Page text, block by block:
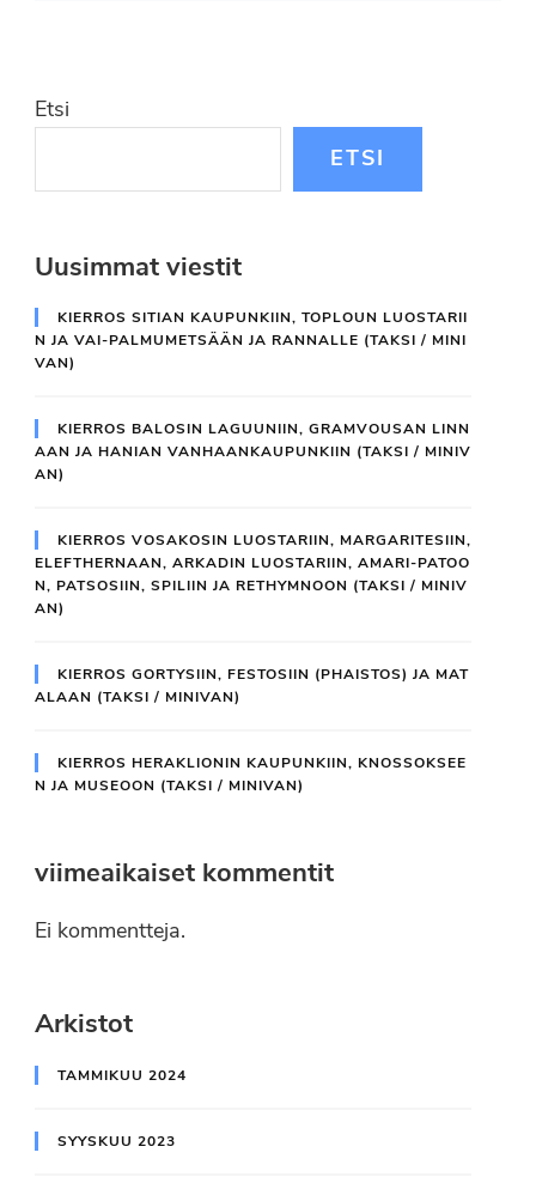
Etsi
ETSI
Uusimmat viestit
KIERROS SITIAN KAUPUNKIIN, TOPLOUN LUOSTARII
N JA VAI-PALMUMETSÄÄN JA RANNALLE (TAKSI / MINI
VAN)
KIERROS BALOSIN LAGUUNIIN, GRAMVOUSAN LINN
AAN JA HANIAN VANHAANKAUPUNKIIN (TAKSI / MINIV
AN)
KIERROS VOSAKOSIN LUOSTARIIN, MARGARITESIIN,
ELEFTHERNAAN, ARKADIN LUOSTARIIN, AMARI-PATOO
N, PATSOSIIN, SPILIIN JA RETHYMNOON (TAKSI / MINIV
AN)
KIERROS GORTYSIIN, FESTOSIIN (PHAISTOS) JA MAT
ALAAN (TAKSI / MINIVAN)
KIERROS HERAKLIONIN KAUPUNKIIN, KNOSSOKSEE
N JA MUSEOON (TAKSI / MINIVAN)
viimeaikaiset kommentit
Ei kommentteja.
Arkistot
TAMMIKUU 2024
SYYSKUU 2023